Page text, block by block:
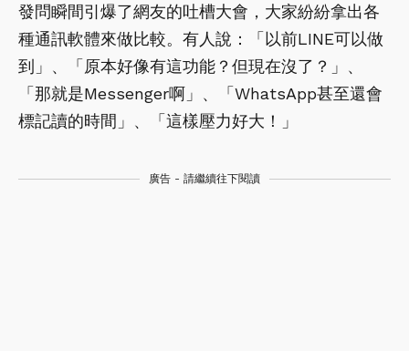
發問瞬間引爆了網友的吐槽大會，大家紛紛拿出各
種通訊軟體來做比較。有人說：「以前LINE可以做
到」、「原本好像有這功能？但現在沒了？」、
「那就是Messenger啊」、「WhatsApp甚至還會
標記讀的時間」、「這樣壓力好大！」
廣告 - 請繼續往下閱讀